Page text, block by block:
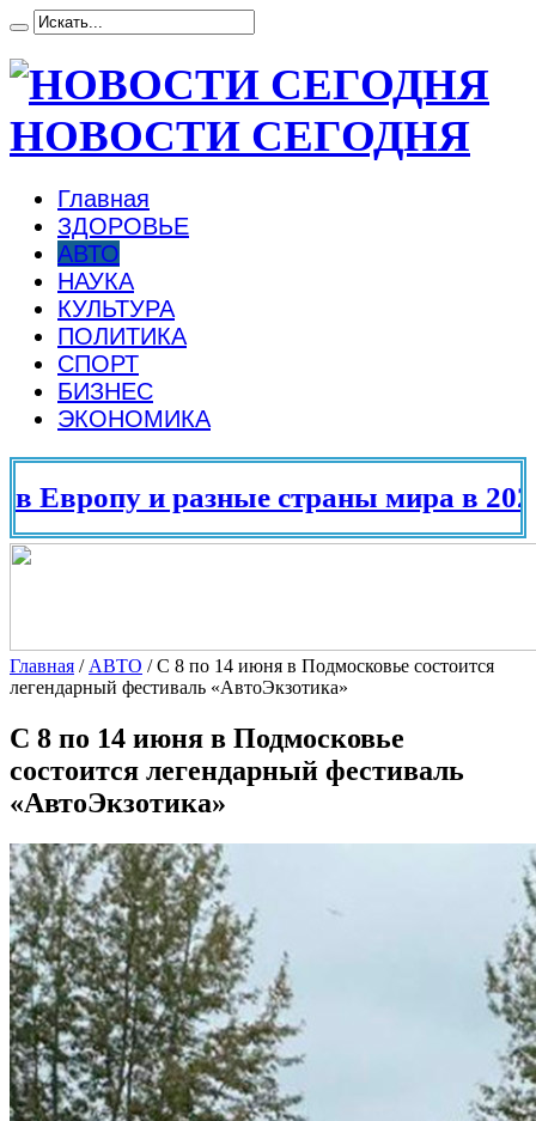
НОВОСТИ СЕГОДНЯ
Главная
ЗДОРОВЬЕ
АВТО
НАУКА
КУЛЬТУРА
ПОЛИТИКА
СПОРТ
БИЗНЕС
ЭКОНОМИКА
и разные страны мира в 2025 году
Главная / АВТО /С 8 по 14 июня в Подмосковье состоится
легендарный фестиваль «АвтоЭкзотика»
С 8 по 14 июня в Подмосковье
состоится легендарный фестиваль
«АвтоЭкзотика»